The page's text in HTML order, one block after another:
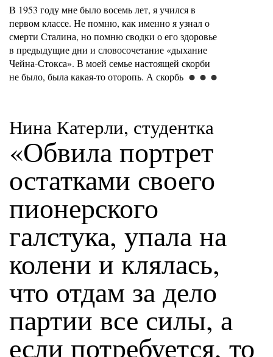
В 1953 году мне было восемь лет, я учился в
первом классе. Не помню, как именно я узнал о
смерти Сталина, но помню сводки о его здоровье
в предыдущие дни и словосочетание «дыхание
Чейна-Стокса». В моей семье настоящей скорби
не было, была какая-то оторопь. А скорбь
Нина Катерли, студентка
«Обвила портрет
остатками своего
пионерского
галстука, упала на
колени и клялась,
что отдам за дело
партии все силы, а
если потребуется, то